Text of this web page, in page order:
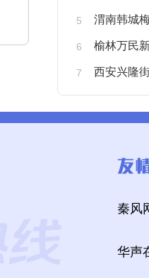
渭南韩城梅
榆林万民新
西安兴隆
秦风
华声